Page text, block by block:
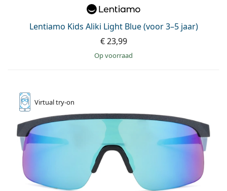
Lentiamo Kids Aliki Light Blue (voor 3–5 jaar)
€ 23,99
op voorraad
Virtualtry-on